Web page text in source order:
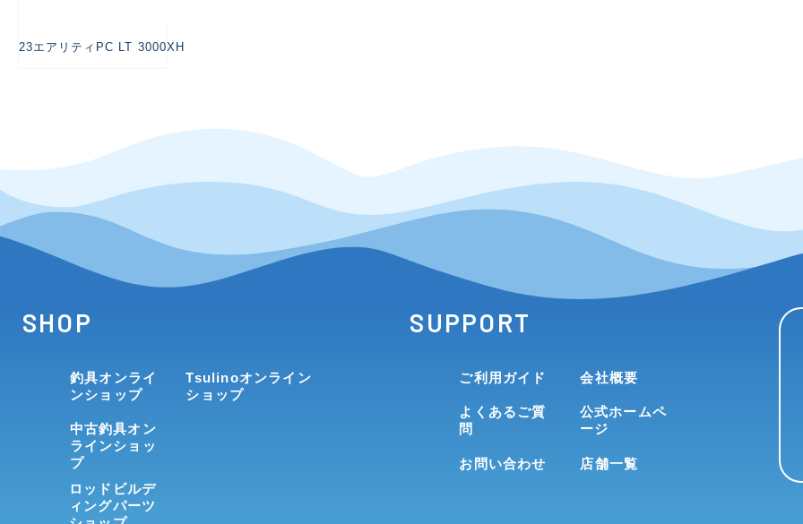
23エアリティPC LT 3000XH
SHOP
釣具オンライ
ンショップ
中古釣具オン
ラインショッ
プ
ロッドビルデ
ィングパーツ
Tsulinoオンライン
ショップ
SUPPORT
ご利用ガイド
よくあるご質
問
お問い合わせ
会社概要
公式ホームペ
ージ
店舗一覧